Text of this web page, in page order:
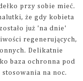
przy sobie mieć.
że gdy kobieta
już 'na dnie'
regenerujących,
Delikatnie
baza ochronna pod
na noc.